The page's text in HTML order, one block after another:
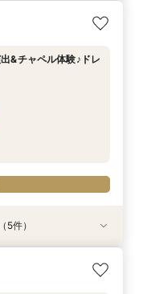
の豪華フレンチ試食
ース試食＆10大特典
」アップ額が少ない
ちゃんも一緒！貸切
会】スマホで簡単！
&チャペル体験♪ドレ
ちゃんも一緒！貸切
ース試食＆10大特典
会】スマホで簡単！
の豪華フレンチ試食
」アップ額が少ない
5件）